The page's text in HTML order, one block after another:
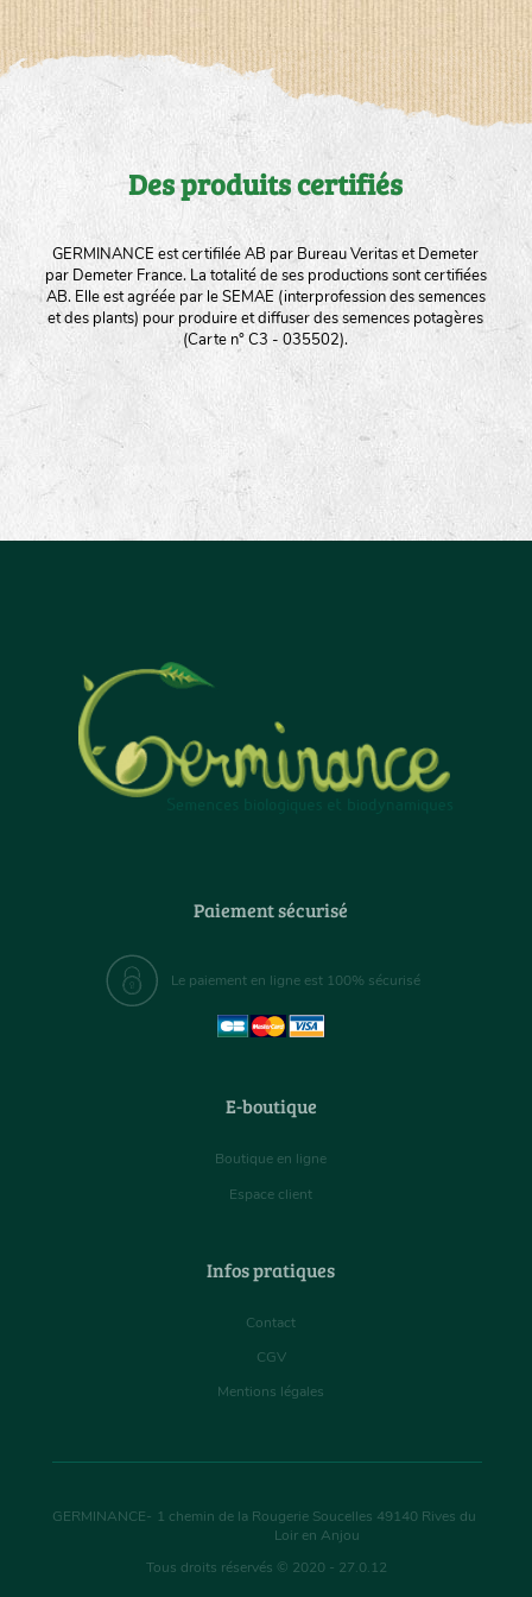
Des produits certifiés
GERMINANCE est certifilée AB par Bureau Veritas et Demeter
par Demeter France. La totalité de ses productions sont certifiées
AB. Elle est agréée par le SEMAE (interprofession des semences
et des plants) pour produire et diffuser des semences potagères
(Carte n° C3 - 035502).
Paiement sécurisé
Le paiement en ligne est 100% sécurisé
E-boutique
Boutique en ligne
Espace client
Infos pratiques
Contact
CGV
Mentions légales
GERMINANCE- 1 chemin de la Rougerie Soucelles 49140 Rives du
Loir en Anjou
Tous droits réservés © 2020 - 27.0.12